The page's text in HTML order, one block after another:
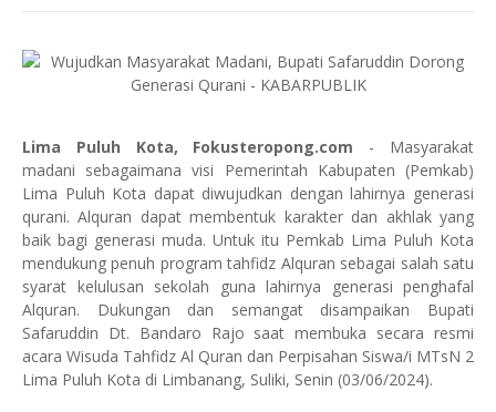
Lima Puluh Kota, Fokusteropong.com - Masyarakat
madani sebagaimana visi Pemerintah Kabupaten (Pemkab)
Lima Puluh Kota dapat diwujudkan dengan lahirnya generasi
qurani. Alquran dapat membentuk karakter dan akhlak yang
baik bagi generasi muda. Untuk itu Pemkab Lima Puluh Kota
mendukung penuh program tahfidz Alquran sebagai salah satu
syarat kelulusan sekolah guna lahirnya generasi penghafal
Alquran. Dukungan dan semangat disampaikan Bupati
Safaruddin Dt. Bandaro Rajo saat membuka secara resmi
acara Wisuda Tahfidz Al Quran dan Perpisahan Siswa/i MTsN 2
Lima Puluh Kota di Limbanang, Suliki, Senin (03/06/2024).